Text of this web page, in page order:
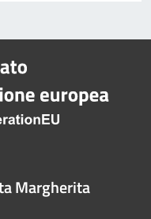
Margherita